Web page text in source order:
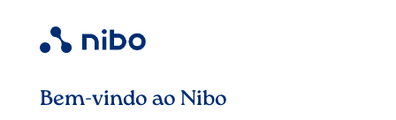
Bem-vindo ao Nibo